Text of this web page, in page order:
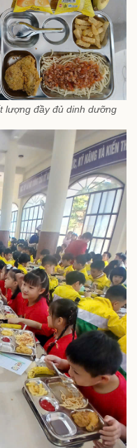
lượng đầy đủ dinh dưỡng